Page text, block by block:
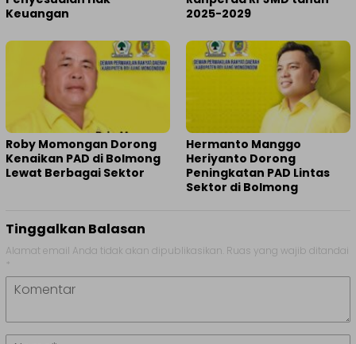
Keuangan
2025-2029
Roby Momongan Dorong
Kenaikan PAD di Bolmong
Lewat Berbagai Sektor
Hermanto Manggo
Heriyanto Dorong
Peningkatan PAD Lintas
Sektor di Bolmong
Tinggalkan Balasan
Alamat email Anda tidak akan dipublikasikan. Ruas yang wajib ditandai
*